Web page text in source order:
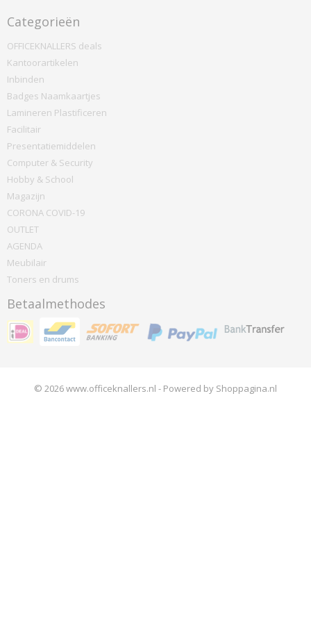
Categorieën
OFFICEKNALLERS deals
Kantoorartikelen
Inbinden
Badges Naamkaartjes
Lamineren Plastificeren
Facilitair
Presentatiemiddelen
Computer & Security
Hobby & School
Magazijn
CORONA COVID-19
OUTLET
AGENDA
Meubilair
Toners en drums
Betaalmethodes
© 2026 www.officeknallers.nl - Powered by Shoppagina.nl